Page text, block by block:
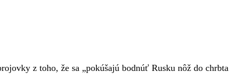
z toho, že sa „pokúšajú bodnúť Rusku nôž do